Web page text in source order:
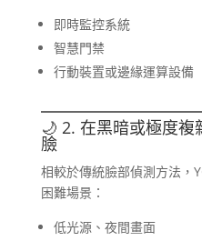
即時監控系統
智慧門禁
行動裝置或邊緣運算設備
🌙 2. 在黑暗或極度
臉
相較於傳統臉部偵測方法，
困難場景：
低光源、夜間畫面